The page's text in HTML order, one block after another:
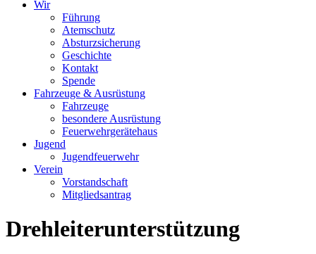
Wir
Führung
Atemschutz
Absturzsicherung
Geschichte
Kontakt
Spende
Fahrzeuge & Ausrüstung
Fahrzeuge
besondere Ausrüstung
Feuerwehrgerätehaus
Jugend
Jugendfeuerwehr
Verein
Vorstandschaft
Mitgliedsantrag
Drehleiterunterstützung